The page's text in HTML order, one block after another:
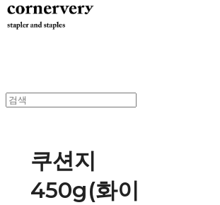
쿠션지
450g(화이